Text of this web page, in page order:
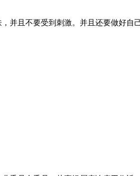
并且不要受到刺激。并且还要做好自